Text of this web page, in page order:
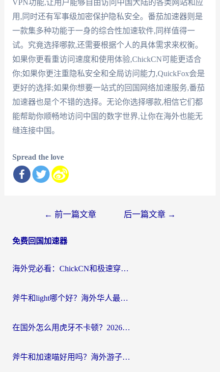
VPN功能,让用户能够自由访问中国大陆的各类网站和应
用,同时还有军事级加密保护隐私安全。番茄加速器则是
一款集多种功能于一身的综合性加速软件,同样值得一
试。究竟选择哪款,还需要根据个人的具体需求来权衡。
如果你更看重访问速度和使用体验,ChickCN可能更适合
你;如果你更注重隐私安全和全局访问能力,QuickFox会是
更好的选择;如果你想要一站式的回国网络加速服务,番茄
加速器也是个不错的选择。无论你选择哪款,相信它们都
能帮助你顺畅地访问中国的数字世界,让你在海外也能无
缝连接中国。
Spread the love
导
← 前一篇文章 后一篇文章 →
免费回国加速器
海外党必看：ChickCN和极速穿梭VPN好用吗？3招教你选对回国加速器无缝刷国内资源
斧牛和light哪个好？海外华人最关心的回国加速器选择难题，一篇讲透
在国外怎么用虎牙不卡顿？2026海外华人亲测有效的回国加速器选择指南
斧牛和加速喵好用吗？海外游子的真实选择困境